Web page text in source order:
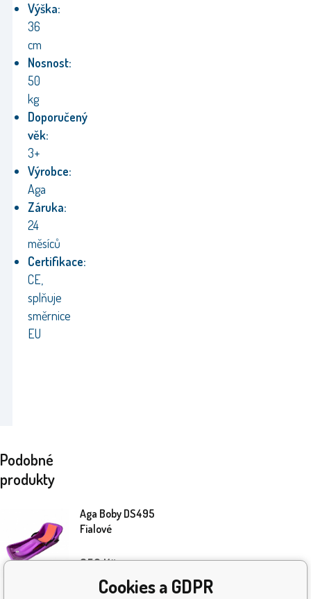
Výška:
36
cm
Nosnost:
50
kg
Doporučený
věk:
3+
Výrobce:
Aga
Záruka:
24
měsíců
Certifikace:
CE,
splňuje
směrnice
EU
Podobné
produkty
Aga Boby DS495
Fialové
Skladem 4 ks
359Kč
Cookies a GDPR